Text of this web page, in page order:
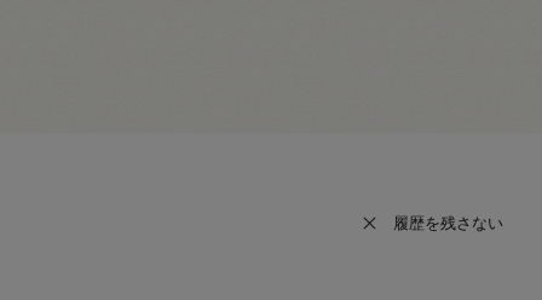
履歴を残さない